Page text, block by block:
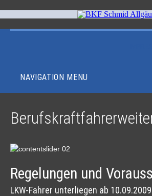
NAVIGATION MENU
Regelungen und
LKW-Fahrer unterliegen ab